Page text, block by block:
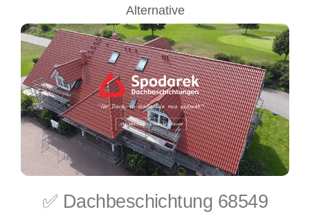
Alternative
✅ Dachbeschichtung 68549